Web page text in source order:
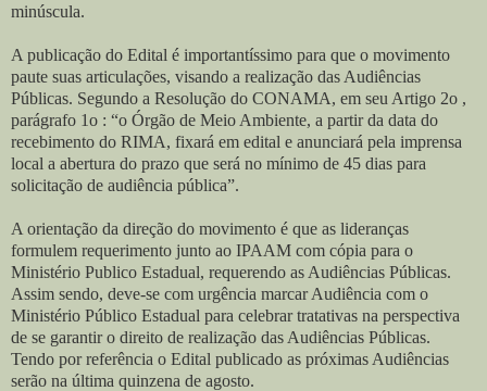
minúscula.
A publicação do Edital é importantíssimo para que o movimento
paute suas articulações, visando a realização das Audiências
Públicas. Segundo a Resolução do CONAMA, em seu Artigo 2o ,
parágrafo 1o : “o Órgão de Meio Ambiente, a partir da data do
recebimento do RIMA, fixará em edital e anunciará pela imprensa
local a abertura do prazo que será no mínimo de 45 dias para
solicitação de audiência pública”.
A orientação da direção do movimento é que as lideranças
formulem requerimento junto ao IPAAM com cópia para o
Ministério Publico Estadual, requerendo as Audiências Públicas.
Assim sendo, deve-se com urgência marcar Audiência com o
Ministério Público Estadual para celebrar tratativas na perspectiva
de se garantir o direito de realização das Audiências Públicas.
Tendo por referência o Edital publicado as próximas Audiências
serão na última quinzena de agosto.